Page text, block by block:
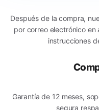
Después de la compra,
por correo electrónico en
instrucciones
Garantía de 12 meses,
segura